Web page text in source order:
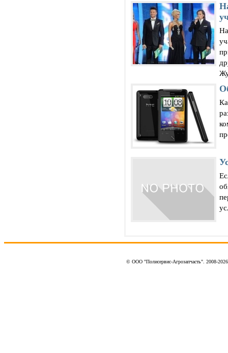
© ООО "Полисервис-Агрозапчасть". 2008-